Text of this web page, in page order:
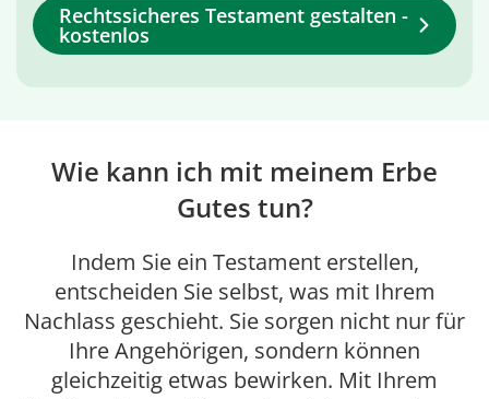
Rechtssicheres Testament gestalten -
kostenlos
Wie kann ich mit meinem Erbe
Gutes tun?
Indem Sie ein Testament erstellen,
entscheiden Sie selbst, was mit Ihrem
Nachlass geschieht. Sie sorgen nicht nur für
Ihre Angehörigen, sondern können
gleichzeitig etwas bewirken. Mit Ihrem